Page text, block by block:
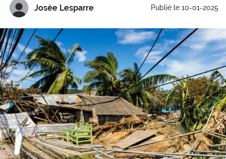
Josée Lesparre Publié le 10-01-2025